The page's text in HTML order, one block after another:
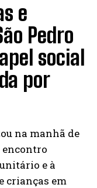
e
Pedro
social
por
na manhã de
encontro
e à
crianças em